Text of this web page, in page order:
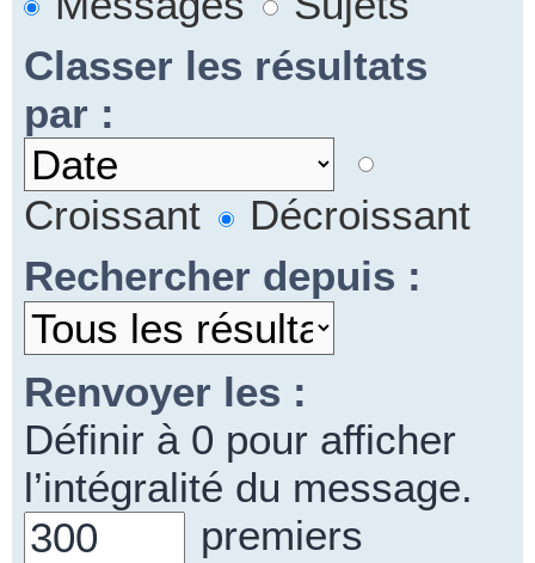
Classer les résultats
par :
Croissant
Décroissant
Rechercher depuis :
Renvoyer les :
Définir à 0 pour afficher
l’intégralité du message.
premiers